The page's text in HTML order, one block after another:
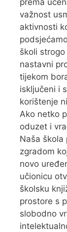
prema
važnost
aktivnosti
školi
nastavni
tijekom
isključeni i
korištenje
Ako netko
oduzet i
Naša škola
zgradom
novo
učionicu
školsku
prostore s
slobodno